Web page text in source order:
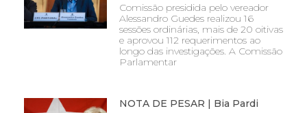
Comissão presidida pelo vereador
Alessandro Guedes realizou 16
sessões ordinárias, mais de 20 oitivas
e aprovou 112 requerimentos ao
longo das investigações. A Comissão
Parlamentar
NOTA DE PESAR | Bia Pardi